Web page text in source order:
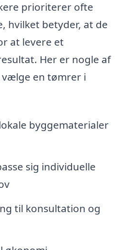
prioriterer ofte
hvilket betyder, at de
at levere et
Her er nogle af
en tømrer i
byggematerialer
sig individuelle
til konsultation og